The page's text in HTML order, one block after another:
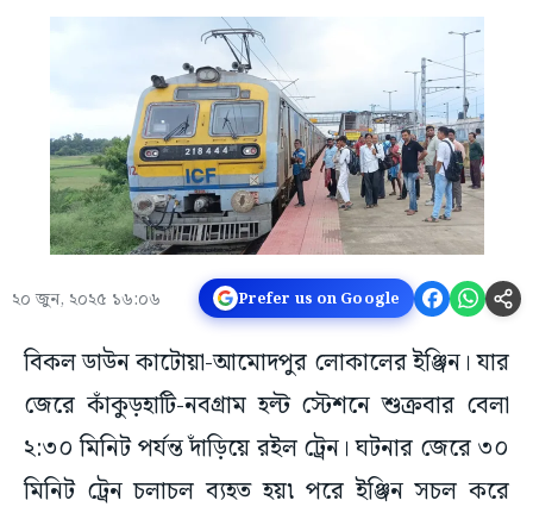
২০ জুন, ২০২৫ ১৬:০৬ Prefer us on Google
বিকল ডাউন কাটোয়া-আমোদপুর লোকালের ইঞ্জিন। যার
জেরে কাঁকুড়হাটি-নবগ্রাম হল্ট স্টেশনে শুক্রবার বেলা
২:৩০ মিনিট পর্যন্ত দাঁড়িয়ে রইল ট্রেন। ঘটনার জেরে ৩০
মিনিট ট্রেন চলাচল ব্যহত হয়৷ পরে ইঞ্জিন সচল করে